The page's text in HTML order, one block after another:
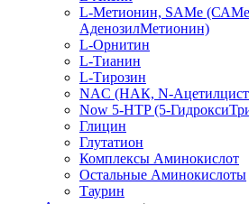
L-Метионин, SAMe
АденозилМетионин)
L-Орнитин
L-Тианин
L-Тирозин
NAC (НАК, N-
Now 5-HTP (5-
Глицин
Глутатион
Комплексы Аминокислот
Остальные Аминокислоты
Таурин